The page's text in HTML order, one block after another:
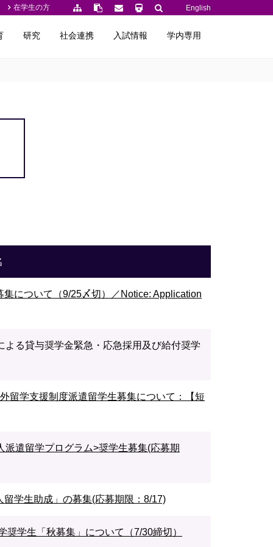
在学生の方 English
研究 社会連携 入試情報 学内専用
について（9/25〆切）／Notice: Application
よる貸与奨学金緊急・応急採用及び給付奨学
留学支援制度派遣留学生募集について：【短
遣留学プログラム>奨学生募集(応募期
学生助成」の募集(応募期限：8/17)
学生「秋募集」について（7/30締切）